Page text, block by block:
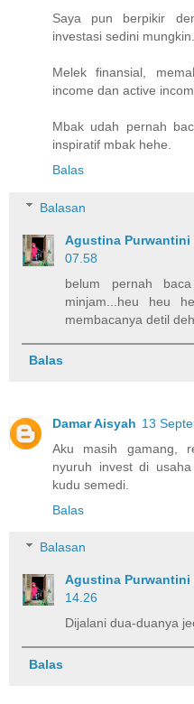
Saya pun berpikir
investasi sedini mungkin.
Melek finansial,
income dan active
Mbak udah pernah
inspiratif mbak hehe.
Balas
Balasan
Agustina Purwantini
07.58
belum pernah
minjam...heu heu
membacanya detil deh
Balas
Damar Aisyah 13
Aku masih gamang,
nyuruh invest di
kudu semedi.
Balas
Balasan
Agustina Purwantini
14.26
Dijalani dua-duanya
Balas